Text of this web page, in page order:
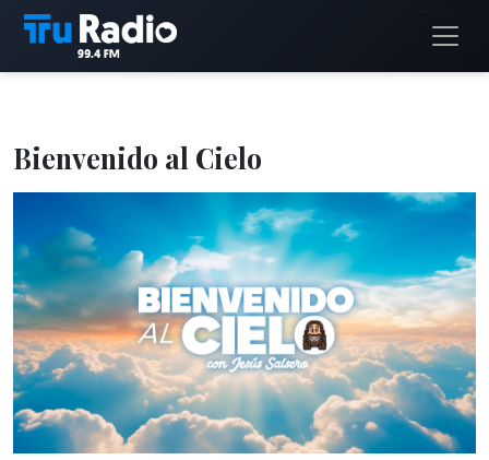
Bienvenido al Cielo